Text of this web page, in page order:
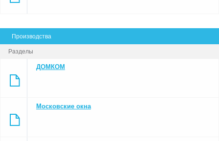
Производства
Разделы
ДОМКОМ
Московские окна